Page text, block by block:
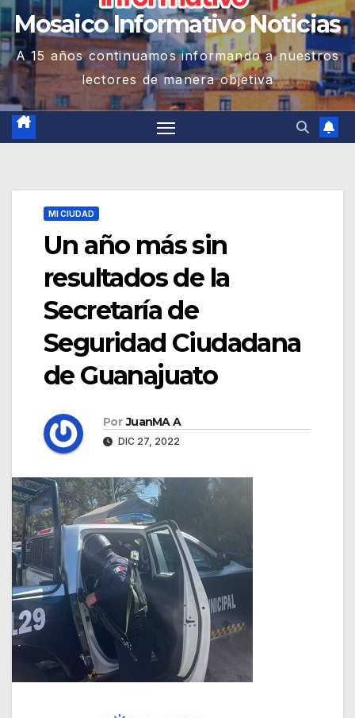
Mosaico Informativo Noticias
A 15 años continuamos informando a nuestros
lectores de manera objetiva
MI CIUDAD
Un año más sin
resultados de la
Secretaría de
Seguridad Ciudadana
de Guanajuato
Por JuanMA A
DIC 27, 2022